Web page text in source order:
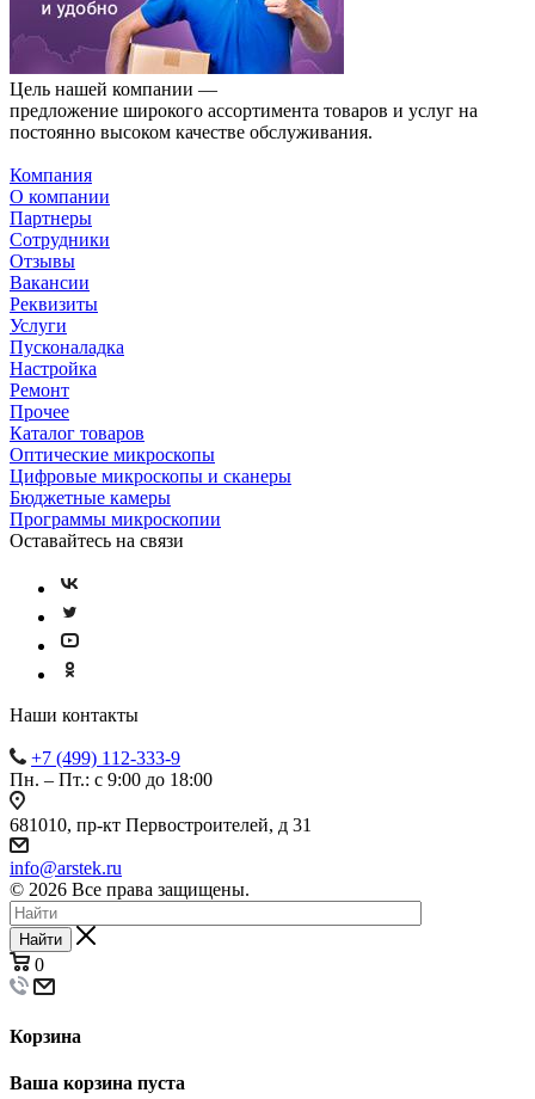
Цель нашей компании —
предложение широкого ассортимента товаров и услуг на
постоянно высоком качестве обслуживания.
Компания
О компании
Партнеры
Сотрудники
Отзывы
Вакансии
Реквизиты
Услуги
Пусконаладка
Настройка
Ремонт
Прочее
Каталог товаров
Оптические микроскопы
Цифровые микроскопы и сканеры
Бюджетные камеры
Программы микроскопии
Оставайтесь на связи
Наши контакты
+7 (499) 112-333-9
Пн. – Пт.: с 9:00 до 18:00
681010, пр-кт Первостроителей, д 31
info@arstek.ru
© 2026 Все права защищены.
Найти
0
Корзина
Ваша корзина пуста